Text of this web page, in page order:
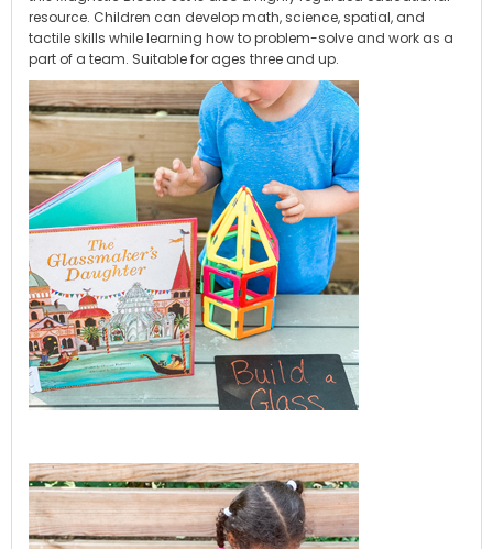
resource. Children can develop math, science, spatial, and
tactile skills while learning how to problem-solve and work as a
part of a team. Suitable for ages three and up.